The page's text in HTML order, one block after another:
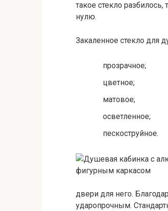
такое стекло
нулю.
Закаленное стекло для
прозрачное;
цветное;
матовое;
осветленное;
пескоструйное.
двери для него.
ударопрочным.